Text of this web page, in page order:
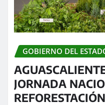
GOBIERNO DEL
JORNADA
REFORESTACIÓN